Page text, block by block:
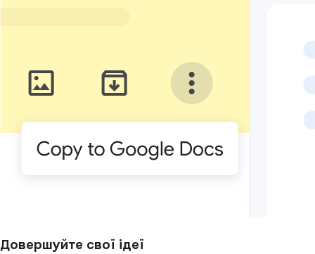
Довершуйте свої ідеї